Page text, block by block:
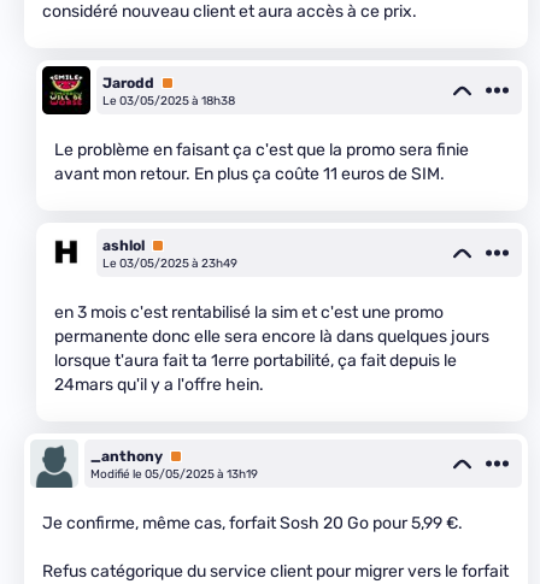
considéré nouveau client et aura accès à ce prix.
Jarodd
Premium
Le 03/05/2025 à 18h38
Le problème en faisant ça c'est que la promo sera finie
avant mon retour. En plus ça coûte 11 euros de SIM.
ashlol Premium
Le 03/05/2025 à 23h49
en 3 mois c'est rentabilisé la sim et c'est une promo
permanente donc elle sera encore là dans quelques jours
lorsque t'aura fait ta 1erre portabilité, ça fait depuis le
24mars qu'il y a l'offre hein.
_anthony Premium
Modifié le 05/05/2025 à 13h19
Je confirme, même cas, forfait Sosh 20 Go pour 5,99 €.
Refus catégorique du service client pour migrer vers le forfait